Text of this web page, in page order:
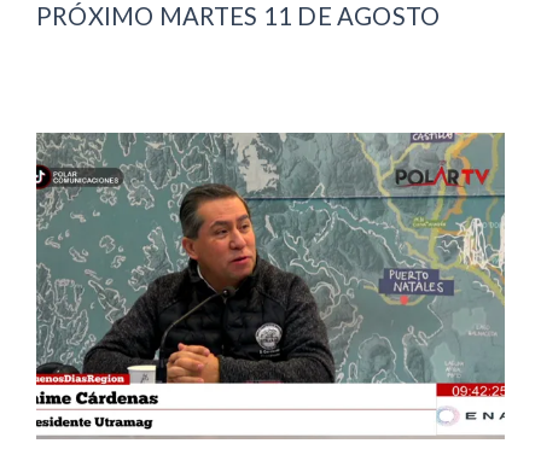
PRÓXIMO MARTES 11 DE AGOSTO